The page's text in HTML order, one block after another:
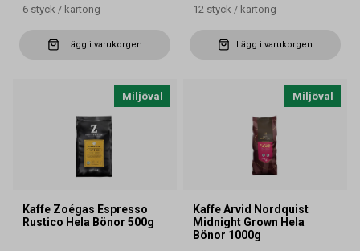
6 styck / kartong
Lägg i varukorgen
12 styck / kartong
Lägg i varukorgen
Miljöval
Kaffe Zoégas Espresso
Rustico Hela Bönor 500g
Miljöval
Kaffe Arvid Nordquist
Midnight Grown Hela
Bönor 1000g